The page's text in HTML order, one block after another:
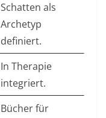
Schatten als
Archetyp
definiert. ​
In Therapie
integriert. ​
Bücher für